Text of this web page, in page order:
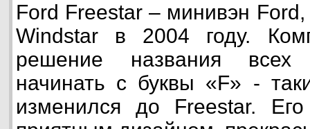
Ford Freestar – минивэн
Windstar в 2004 году.
решение названия всех
начинать с буквы «F» -
изменился до Freestar. Его